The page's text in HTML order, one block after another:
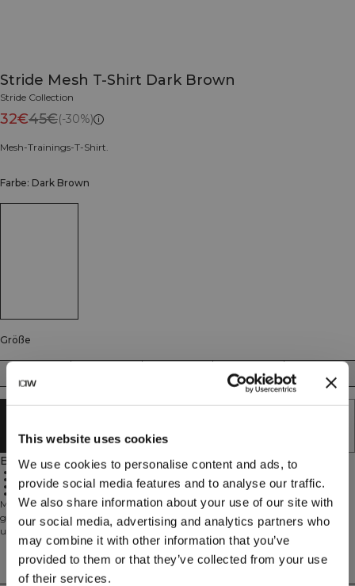
This website uses cookies
We use cookies to personalise content and ads, to
provide social media features and to analyse our traffic.
We also share information about your use of our site with
our social media, advertising and analytics partners who
may combine it with other information that you’ve
provided to them or that they’ve collected from your use
of their services.
Stride Mesh T-Shirt Dark Brown
Stride Collection
32€45€(-30%)
Mesh-Trainings-T-Shirt.
Farbe: Dark Brown
Größe
L
ERHALTEN
Beschreibung
90 % Recyceltes Polyester, 10 % Elastan
Atmungsaktives Mesh
Raglanärmel
Seitenschlitze
Mesh-Trainingsshirt. Das Stride T-Shirt ist für harte Workouts im Gym
gemacht. Es besteht aus einem leichten Mesh-Material, das atmungsaktiv ist
und dich kühl hält. Raglanärmel, Seitenschlitze und ein abgerundeter Saum
ermöglichen volle Bewegungsfreiheit bei jeder Übung. Vorn mit ICIW-Logo,
hinten länger als vorn und in normaler Passform. 90% recyceltes Polyester,
10% Elastan.
Technical Aspects